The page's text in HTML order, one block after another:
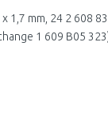
1,7 mm, 24 2 608
1 609 B05